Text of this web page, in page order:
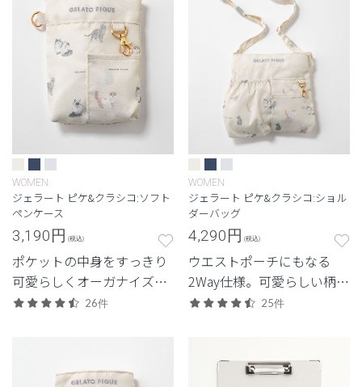
WOMEN
ジェラート ピケ&クラシコ:ソフト
ペンケース
3,190円 (税込)
ポケットの中身をすっきり
可愛らしくオーガナイズ。
ギフトでも人気のペンケー
26件
WOMEN
ジェラート ピケ&クラシコ:ショル
ダーバッグ
4,290円 (税込)
ウエストポーチにもなる
2Way仕様。可愛らしい柄を
取り入れた便利な肩掛けバ
25件